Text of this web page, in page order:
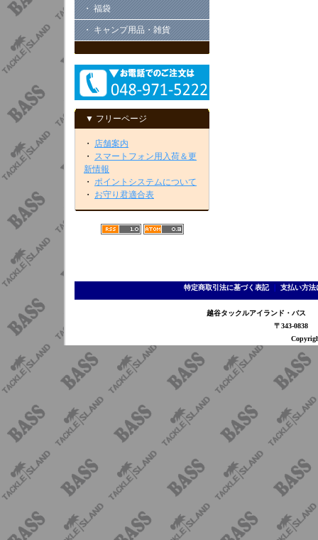
・ 福袋
・ キャンプ用品・雑貨
▼ フリーページ
・ 店舗案内
・ スマートフォン用入荷＆更
新情報
・ ポイントシステムについて
・ お守り君適合表
特定商取引法に基づく表記｜ 支払い方法
越谷タックルアイランド・バ
〒343-0838